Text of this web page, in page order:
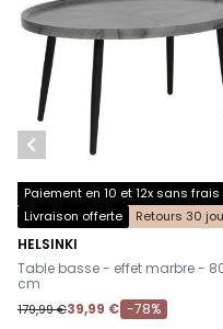
Paiement en 10 et 12x sans frais
Livraison offerte
Retours 30
HELSINKI
-
Table basse - effet marbre -
cm
179,99 €39,99 € -78%
